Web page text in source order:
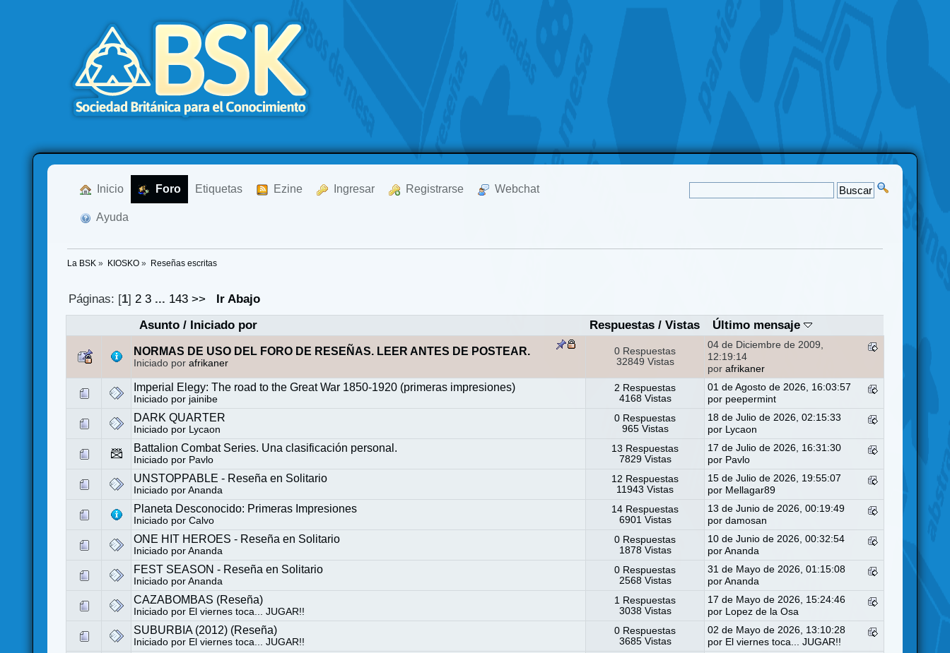
Inicio Foro Etiquetas Ezine Ingresar Registrarse Webchat
Ayuda
La BSK » KIOSKO» Reseñas escritas
Páginas: [1] 2 3 ... 143 >>
Ir Abajo
Asunto/ Iniciado por Respuestas /Vistas Último mensaje
NORMAS DE USO DEL FORO DE RESEÑAS. LEER ANTES DE POSTEAR.
Iniciado porafrikaner
0 Respuestas
32849 Vistas
04 de Diciembre de 2009,
12:19:14
porafrikaner
Imperial Elegy: The road to the Great War 1850-1920 (primeras impresiones)
Iniciado por jainibe
2 Respuestas
4168 Vistas
01 de Agosto de 2026, 16:03:57
por peepermint
DARK QUARTER
Iniciado por Lycaon
0 Respuestas
965 Vistas
18 de Julio de 2026, 02:15:33
por
Lycaon
Battalion Combat Series. Una clasificación personal.
Iniciado por Pavlo
13 Respuestas
7829 Vistas
17 de Julio de 2026, 16:31:30
por Pavlo
UNSTOPPABLE - Reseña en Solitario
Iniciado porAnanda
12 Respuestas
11943 Vistas
15 de Julio de 2026, 19:55:07
por Mellagar89
Planeta Desconocido: Primeras Impresiones
Iniciado porCalvo
14 Respuestas
6901 Vistas
13 de Junio de 2026, 00:19:49
pordamosan
ONE HIT HEROES - Reseña en Solitario
Iniciado porAnanda
0 Respuestas
1878 Vistas
10 de Junio de 2026, 00:32:54
porAnanda
FEST SEASON - Reseña en Solitario
Iniciado porAnanda
0 Respuestas
2568 Vistas
31 de Mayo de 2026, 01:15:08
porAnanda
CAZABOMBAS (Reseña)
Iniciado por El viernes toca... JUGAR!!
1 Respuestas
3038 Vistas
17 de Mayo de 2026, 15:24:46
por
Lopez de la Osa
SUBURBIA (2012) (Reseña)
Iniciado por El viernes toca... JUGAR!!
0 Respuestas
3685 Vistas
02 de Mayo de 2026, 13:10:28
por El viernes toca... JUGAR!!